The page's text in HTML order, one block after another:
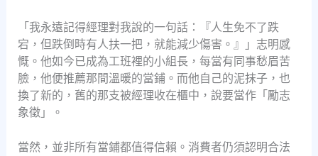
「我永遠記得經理對我說的一句話：『人生免不了跌
宕，但跌倒時有人扶一把，就能減少傷害。』」志明感
慨。他如今已成為工班裡的小組長，每當有同事愁眉苦
臉，他便推薦那間溫暖的當鋪。而他自己的泥抹子，也
換了新的，舊的那支被經理收在櫃中，說要當作「勵志
象徵」。
當然，並非所有當鋪都值得信賴。消費者仍須認明合法